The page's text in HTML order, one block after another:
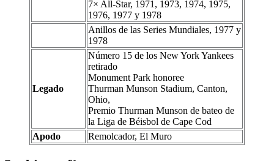
7× All-Star, 1971, 1973, 1974, 1975,
1976, 1977 y 1978
Anillos de las Series Mundiales, 1977 y
1978
Legado
Número 15 de los New York Yankees
retirado
Monument Park honoree
Thurman Munson Stadium, Canton,
Ohio,
Premio Thurman Munson de bateo de
la Liga de Béisbol de Cape Cod
Apodo
Remolcador, El Muro